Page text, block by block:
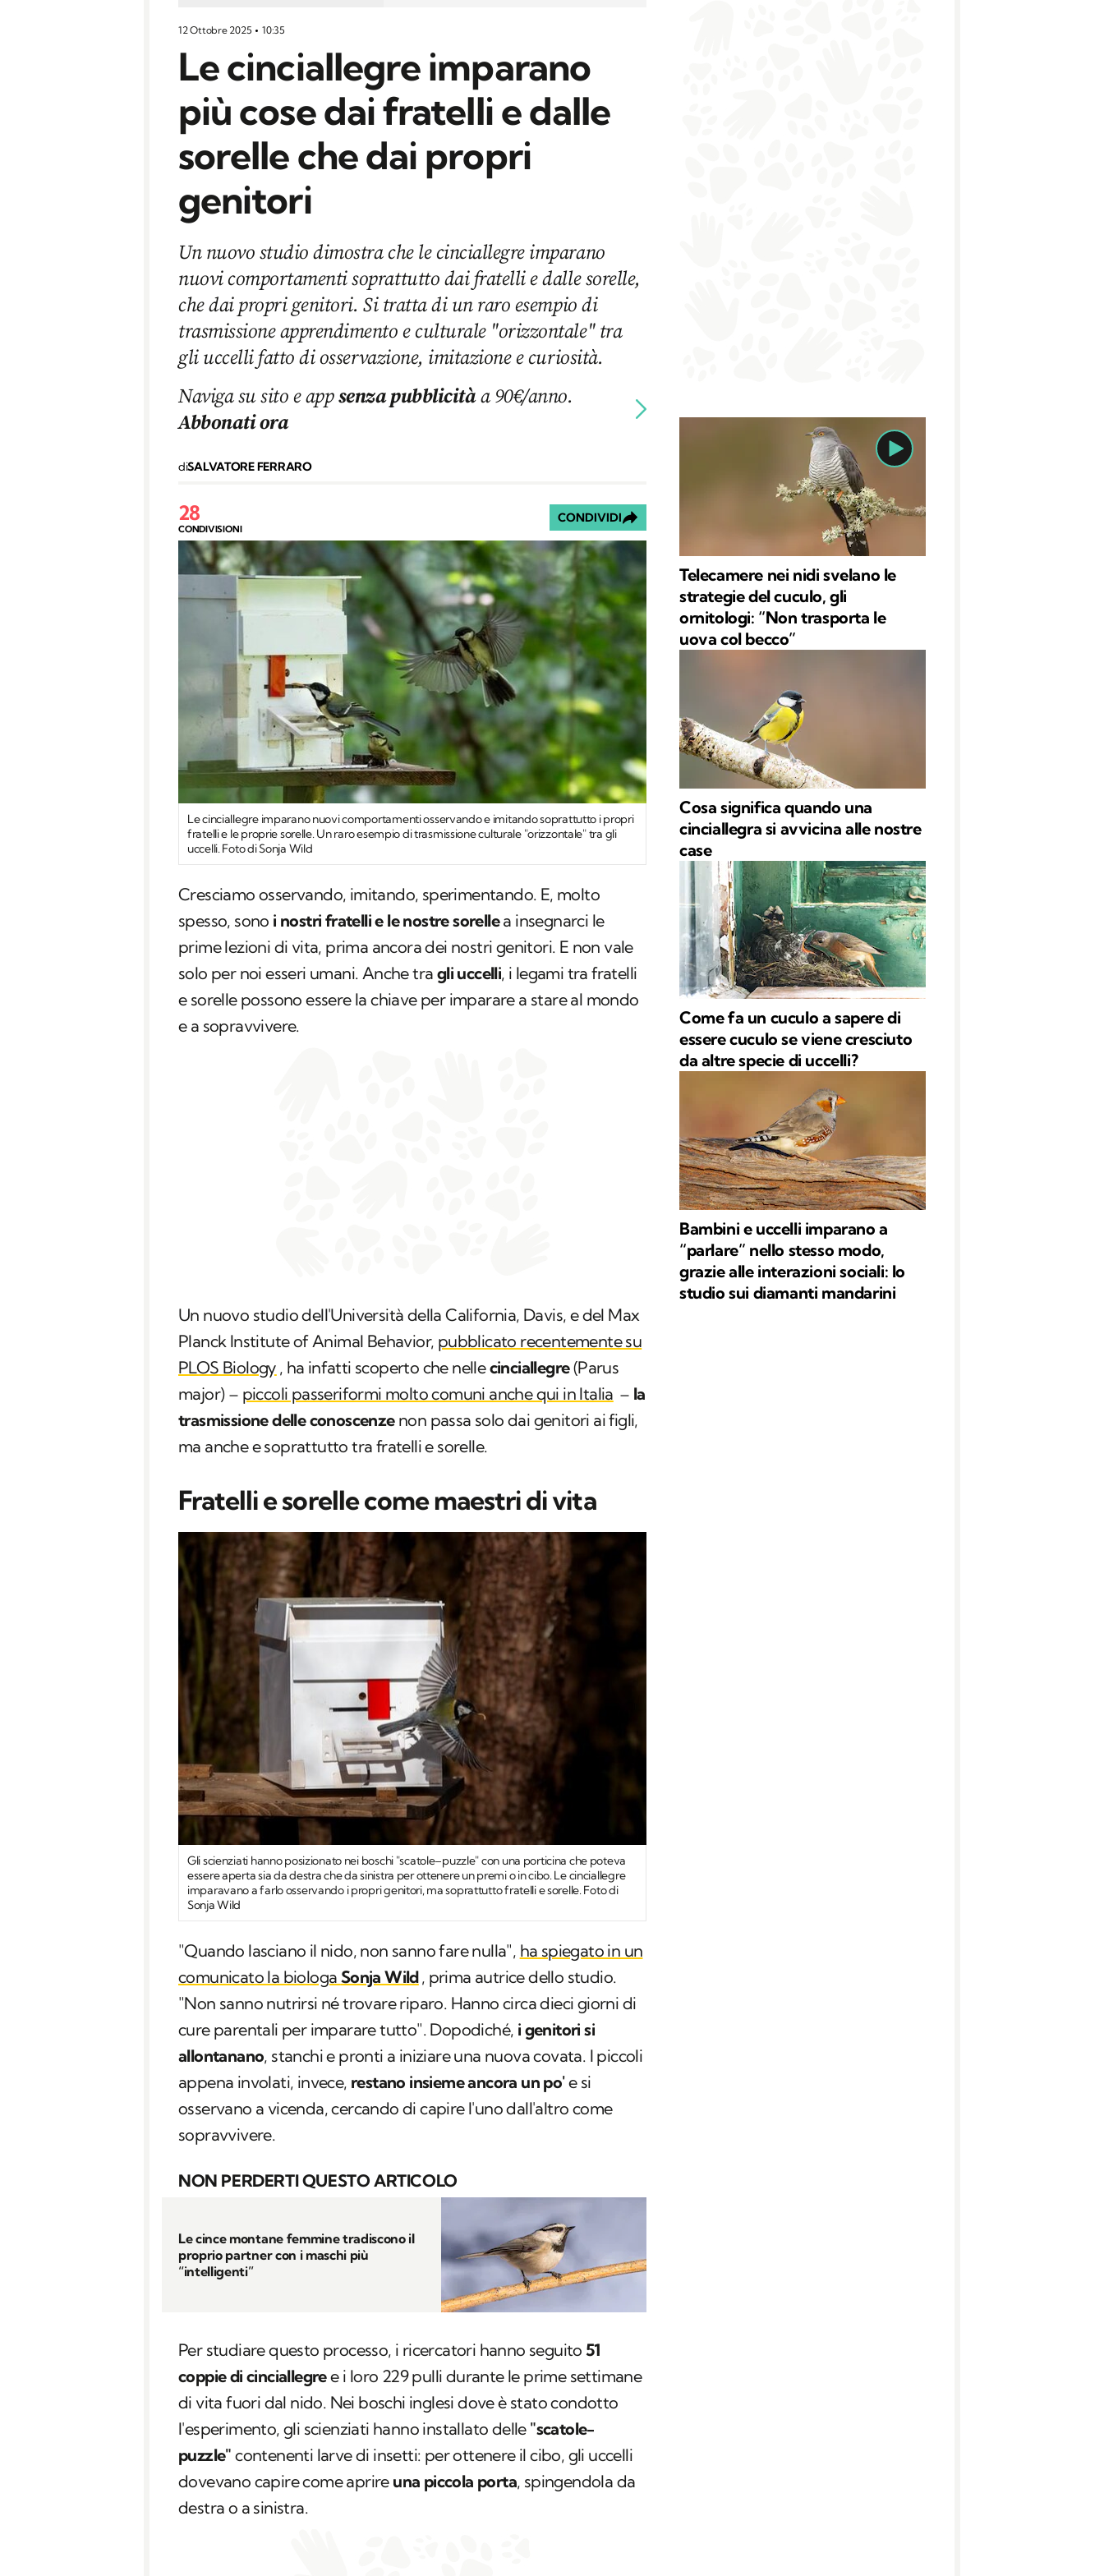
12 Ottobre 2025 10:35
Le cinciallegre imparano
più cose dai fratelli e dalle
sorelle che dai propri
genitori
Un nuovo studio dimostra che le cinciallegre imparano
nuovi comportamenti soprattutto dai fratelli e dalle sorelle,
che dai propri genitori. Si tratta di un raro esempio di
trasmissione apprendimento e culturale "orizzontale" tra
gli uccelli fatto di osservazione, imitazione e curiosità.
Naviga su sito e appsenza pubblicitàa 90€/anno.
Abbonati ora
diSALVATORE FERRARO
28
CONDIVISIONI
CONDIVIDI
Le cinciallegre imparano nuovi comportamenti osservando e imitando soprattutto i propri
fratelli e le proprie sorelle. Un raro esempio di trasmissione culturale "orizzontale" tra gli
uccelli. Foto di Sonja Wild
Cresciamo osservando, imitando, sperimentando. E, molto
spesso, sono i nostri fratelli e le nostre sorellea insegnarci le
prime lezioni di vita, prima ancora dei nostri genitori. E non vale
solo per noi esseri umani. Anche tra gli uccelli, i legami tra fratelli
e sorelle possono essere la chiave per imparare a stare al mondo
e a sopravvivere.
Un nuovo studio dell'Università della California, Davis, e del Max
Planck Institute of Animal Behavior, pubblicato recentemente su
PLOS Biology , ha infatti scoperto che nellecinciallegre(Parus
major) – piccoli passeriformi molto comuni anche qui in Italia – la
trasmissione delle conoscenzenon passa solo dai genitori ai figli,
ma anche e soprattutto tra fratelli e sorelle.
Fratelli e sorelle come maestri di vita
Gli scienziati hanno posizionato nei boschi "scatole–puzzle" con una porticina che poteva
essere aperta sia da destra che da sinistra per ottenere un premi o in cibo. Le cinciallegre
imparavano a farlo osservando i propri genitori, ma soprattutto fratelli e sorelle. Foto di
Sonja Wild
"Quando lasciano il nido, non sanno fare nulla", ha spiegato in un
comunicato la biologa Sonja Wild, prima autrice dello studio.
"Non sanno nutrirsi né trovare riparo. Hanno circa dieci giorni di
cure parentali per imparare tutto". Dopodiché, i genitori si
allontanano, stanchi e pronti a iniziare una nuova covata. I piccoli
appena involati, invece, restano insieme ancora un po'e si
osservano a vicenda, cercando di capire l'uno dall'altro come
sopravvivere.
NON PERDERTI QUESTO ARTICOLO
Le cince montane femmine tradiscono il
proprio partner con i maschi più
“intelligenti”
Per studiare questo processo, i ricercatori hanno seguito51
coppie di cinciallegree i loro 229 pulli durante le prime settimane
di vita fuori dal nido. Nei boschi inglesi dove è stato condotto
l'esperimento, gli scienziati hanno installato delle "scatole-
puzzle" contenenti larve di insetti: per ottenere il cibo, gli uccelli
dovevano capire come aprire una piccola porta, spingendola da
destra o a sinistra.
Telecamere nei nidi svelano le
strategie del cuculo, gli
ornitologi: “Non trasporta le
uova col becco”
Cosa significa quando una
cinciallegra si avvicina alle nostre
case
Come fa un cuculo a sapere di
essere cuculo se viene cresciuto
da altre specie di uccelli?
Bambini e uccelli imparano a
“parlare” nello stesso modo,
grazie alle interazioni sociali: lo
studio sui diamanti mandarini